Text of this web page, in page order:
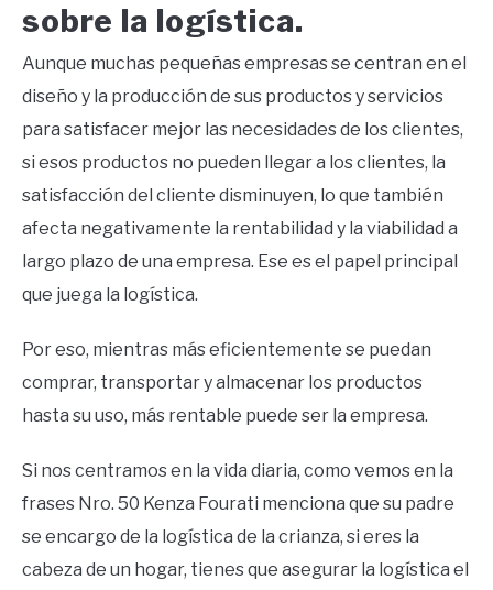
sobre la logística.
Aunque muchas pequeñas empresas se centran en el
diseño y la producción de sus productos y servicios
para satisfacer mejor las necesidades de los clientes,
si esos productos no pueden llegar a los clientes, la
satisfacción del cliente disminuyen, lo que también
afecta negativamente la rentabilidad y la viabilidad a
largo plazo de una empresa. Ese es el papel principal
que juega la logística.
Por eso, mientras más eficientemente se puedan
comprar, transportar y almacenar los productos
hasta su uso, más rentable puede ser la empresa.
Si nos centramos en la vida diaria, como vemos en la
frases Nro. 50 Kenza Fourati menciona que su padre
se encargo de la logística de la crianza, si eres la
cabeza de un hogar, tienes que asegurar la logística el